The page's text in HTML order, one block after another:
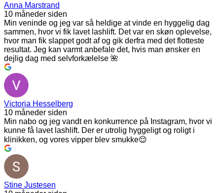
Anna Marstrand
10 måneder siden
Min veninde og jeg var så heldige at vinde en hyggelig dag
sammen, hvor vi fik lavet lashlift. Det var en skøn oplevelse,
hvor man fik slappet godt af og gik derfra med det flotteste
resultat. Jeg kan varmt anbefale det, hvis man ønsker en
dejlig dag med selvforkælelse 🌺
Victoria Hesselberg
10 måneder siden
Min nabo og jeg vandt en konkurrence på Instagram, hvor vi
kunne få lavet lashlift. Der er utrolig hyggeligt og roligt i
klinikken, og vores vipper blev smukke😌
Stine Justesen